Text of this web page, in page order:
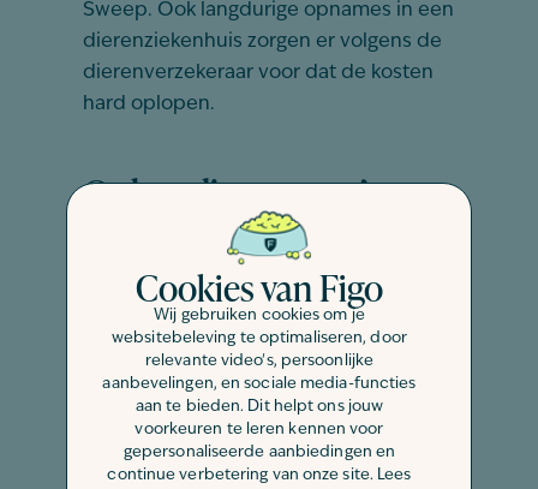
Cookies van Figo
Wij gebruiken cookies om je
websitebeleving te optimaliseren, door
relevante video's, persoonlijke
aanbevelingen, en sociale media-functies
aan te bieden. Dit helpt ons jouw
voorkeuren te leren kennen voor
gepersonaliseerde aanbiedingen en
continue verbetering van onze site. Lees
Sweep. Ook langdurige opnames in een
dierenziekenhuis zorgen er volgens de
dierenverzekeraar voor dat de kosten
hard oplopen.
Onhandige puppy’s
Volgens Veterfina zijn sinds corona de
adoptiecijfers van fokkers en asielen
door het plafond geschoten. Dierenarts
Kimenai hoopt dat alle mensen die
tijdens de lockdown een nieuwe hond
of kat in huis hebben genomen ervoor
kiezen hun dier te laten verzekeren.
“Een ongeluk zit in een klein hoekje,